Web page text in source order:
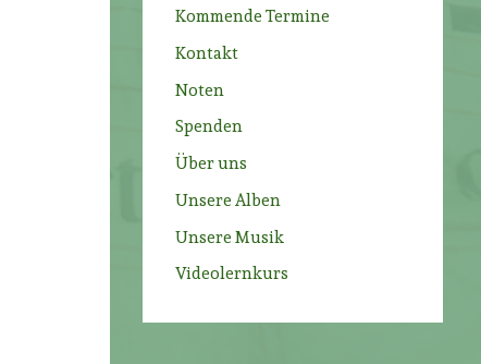
:
Kommende Termine
Kontakt
Noten
Spenden
Über uns
Unsere Alben
Unsere Musik
Videolernkurs